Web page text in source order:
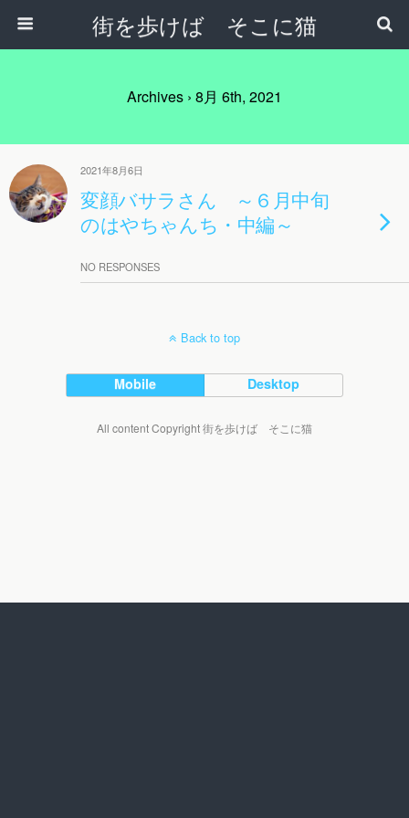
街を歩けば そこに猫
Archives › 8月 6th, 2021
2021年8月6日
変顔バサラさん ～６月中旬
のはやちゃんち・中編～
NO RESPONSES
Back to top
Mobile Desktop
All content Copyright 街を歩けば そこに猫